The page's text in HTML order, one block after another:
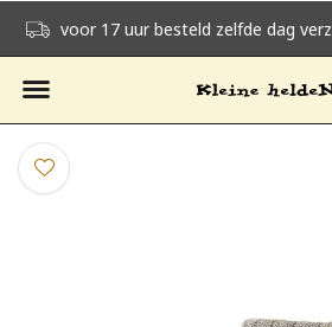
voor 17 uur besteld zelfde dag verzonden